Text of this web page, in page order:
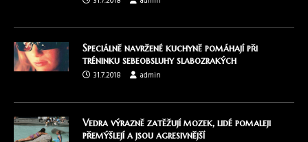
Speciálně navržené kuchyně pomáhají při
tréninku sebeobsluhy slabozrakých
31.7.2018
admin
Vedra výrazně zatěžují mozek, lidé pomaleji
přemýšlejí a jsou agresivnější